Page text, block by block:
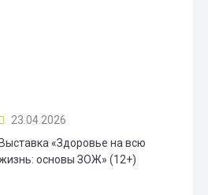
23.04.2026
Выставка «Здоровье на всю
основы ЗОЖ» (12+)